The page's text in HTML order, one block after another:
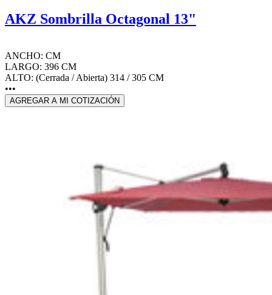
AKZ Sombrilla Octagonal 13"
ANCHO: CM
LARGO: 396 CM
ALTO: (Cerrada / Abierta) 314 / 305 CM
•••
AGREGAR A MI COTIZACIÓN